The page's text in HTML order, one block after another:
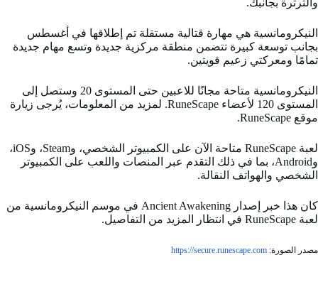
النيكرومانسية هي مهارة قتالية مستقلة تم إطلاقها في أغسطس
بجانب توسعة كبيرة تتضمن منطقة مركزية جديدة وتسع مهام جديدة
تمامًا ومعركتي زعيم قويتين.
النيكرومانسية متاحة مجانًا للاعبين حتى المستوى 20 وستصل إلى
المستوى 120 لأعضاء RuneScape. لمزيد من المعلومات، يُرجى زيارة
موقع RuneScape.
لعبة RuneScape متاحة الآن على الكمبيوتر الشخصي، وSteam، وiOS،
وAndroid، بما في ذلك التقدم عبر المنصات واللعب على الكمبيوتر
الشخصي والهواتف النقالة.
كان هذا خبر إصدار Ancient Awakening في موسم النيكرومانسية من
لعبة RuneScape في انتظار المزيد من التفاصيل.
مصدر الصورة: https://secure.runescape.com